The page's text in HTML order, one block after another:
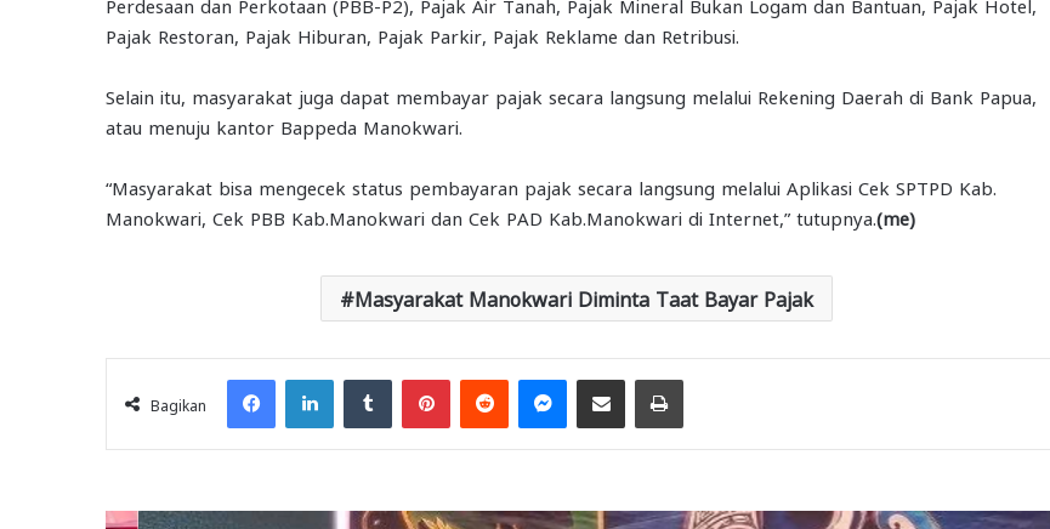
Perdesaan dan Perkotaan (PBB-P2), Pajak Air Tanah, Pajak Mineral Bukan Logam dan Bantuan, Pajak Hotel,
Pajak Restoran, Pajak Hiburan, Pajak Parkir, Pajak Reklame dan Retribusi.
Selain itu, masyarakat juga dapat membayar pajak secara langsung melalui Rekening Daerah di Bank Papua,
atau menuju kantor Bappeda Manokwari.
“Masyarakat bisa mengecek status pembayaran pajak secara langsung melalui Aplikasi Cek SPTPD Kab.
Manokwari, Cek PBB Kab.Manokwari dan Cek PAD Kab.Manokwari di Internet,” tutupnya. (me)
Masyarakat Manokwari Diminta Taat Bayar Pajak
Bagikan
FacebookLinkedInTumblr PinterestReddit Messenger
Share via Email Print